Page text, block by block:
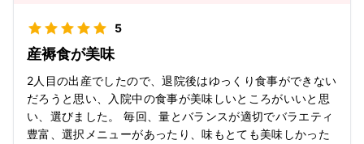
5
産褥食が美味
2人目の出産でしたので、退院後はゆっくり食事ができない
だろうと思い、入院中の食事が美味しいところがいいと思
い、選びました。 毎回、量とバランスが適切でバラエティ
豊富、選択メニューがあったり、味もとても美味しかった